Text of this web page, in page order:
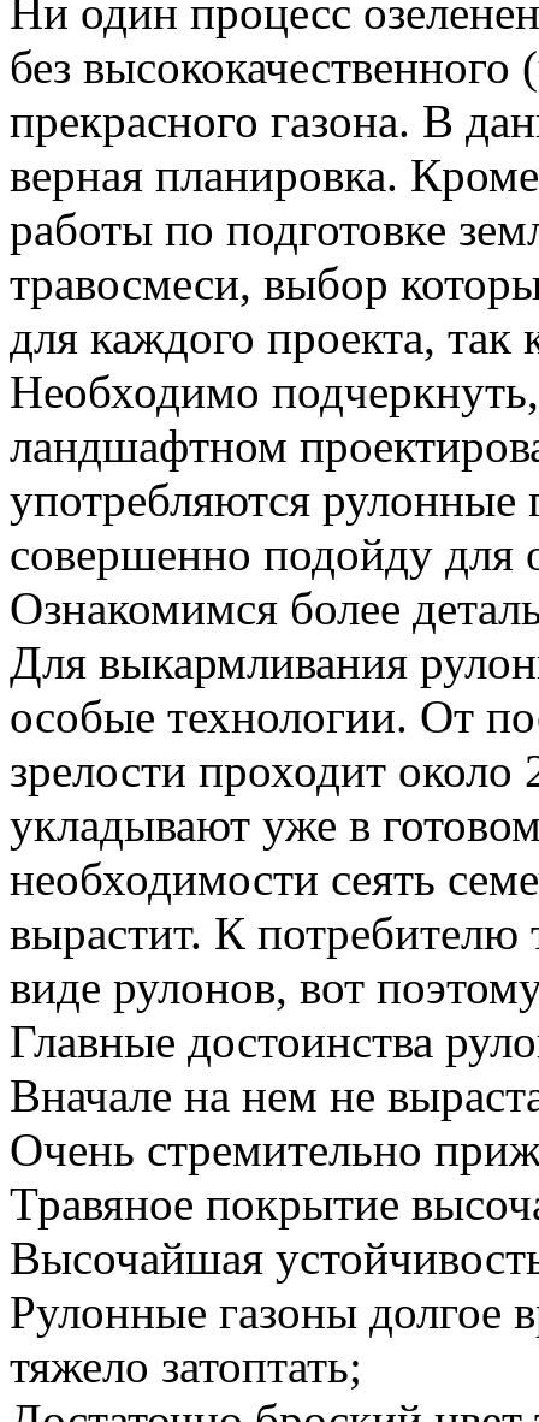
Ни один процесс
без
прекрасного газона. В
верная планировка.
работы по подготовке
травосмеси, выбор
для каждого проекта,
Необходимо
ландшафтном
употребляются
совершенно подойду для
Ознакомимся более
Для выкармливания
особые технологии. От
зрелости проходит
укладывают уже в
необходимости сеять
вырастит. К потребителю
виде рулонов, вот
Главные достоинства
Вначале на нем не
Очень стремительно
Травяное покрытие
Высочайшая
Рулонные газоны долгое
тяжело затоптать;